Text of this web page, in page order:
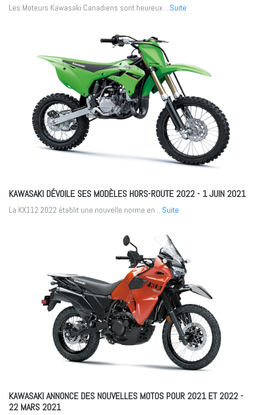
Les Moteurs Kawasaki Canadiens sont heureux... Suite
KAWASAKI DÉVOILE SES MODÈLES HORS-ROUTE 2022- 1 JUIN 2021
La KX112 2022 établit une nouvelle norme en... Suite
KAWASAKI ANNONCE DES NOUVELLES MOTOS POUR 2021 ET 2022-
22 MARS 2021